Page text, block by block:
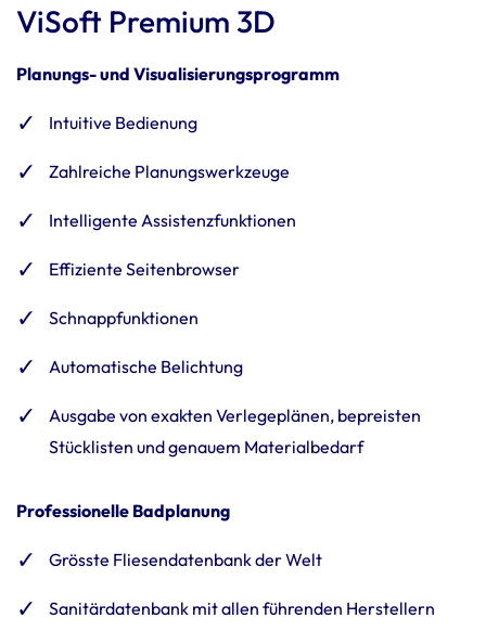
ViSoft Premium 3D
Planungs- und Visua­li­sie­rungs­pro­gramm
Intui­tive Bedie­nung
Zahl­reiche Planungs­werk­zeuge
Intel­li­gente Assi­stenz­funk­tionen
Effi­zi­ente Seiten­browser
Schnapp­funk­tionen
Auto­ma­ti­sche Belich­tung
Ausgabe von exakten Verle­ge­plänen, beprei­sten
Stück­li­sten und genauem Mate­ri­al­be­darf
Profes­sio­nelle Badpla­nung
Grösste Flie­sen­da­ten­bank der Welt
Sani­tär­da­ten­bank mit allen führenden Herstel­lern